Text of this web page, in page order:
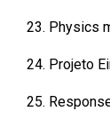
23. Physics
24. Projeto
25.